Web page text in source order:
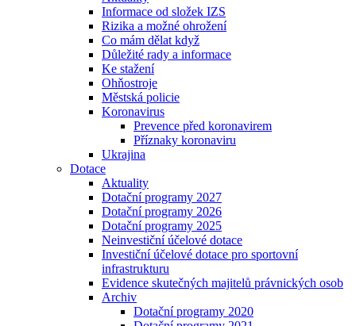
Informace od složek IZS
Rizika a možné ohrožení
Co mám dělat když
Důležité rady a informace
Ke stažení
Ohňostroje
Městská policie
Koronavirus
Prevence před koronavirem
Příznaky koronaviru
Ukrajina
Dotace
Aktuality
Dotační programy 2027
Dotační programy 2026
Dotační programy 2025
Neinvestiční účelové dotace
Investiční účelové dotace pro sportovní
infrastrukturu
Evidence skutečných majitelů právnických osob
Archiv
Dotační programy 2020